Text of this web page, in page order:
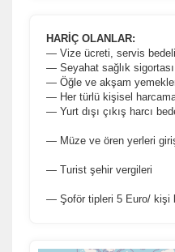
HARİÇ OLANLAR:
— Vize ücreti, servis bedeli
— Seyahat sağlık sigortası
— Öğle ve akşam
— Her türlü kişisel
— Yurt dışı çıkış harcı
— Müze ve ören yerleri
— Turist şehir vergileri
— Şoför tipleri 5 Euro/ kişi